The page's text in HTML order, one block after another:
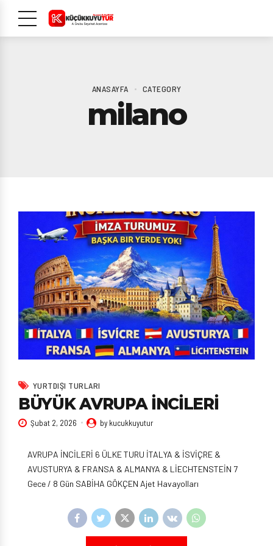
ANASAYFA CATEGORY
milano
YURTDIŞI TURLARI
BÜYÜK AVRUPA İNCİLERİ
Şubat 2, 2026 by kucukkuyutur
AVRUPA İNCİLERİ 6 ÜLKE TURU İTALYA & İSVİÇRE &
AVUSTURYA & FRANSA & ALMANYA & LİECHTENSTEİN 7
Gece / 8 Gün SABİHA GÖKÇEN Ajet Havayolları